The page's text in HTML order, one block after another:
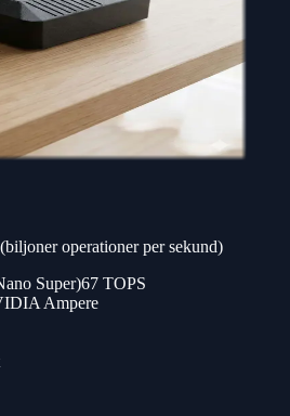
operationer per sekund)
Super)67 TOPS
Ampere